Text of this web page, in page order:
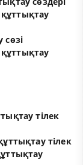
сөзі
тілек
тілек